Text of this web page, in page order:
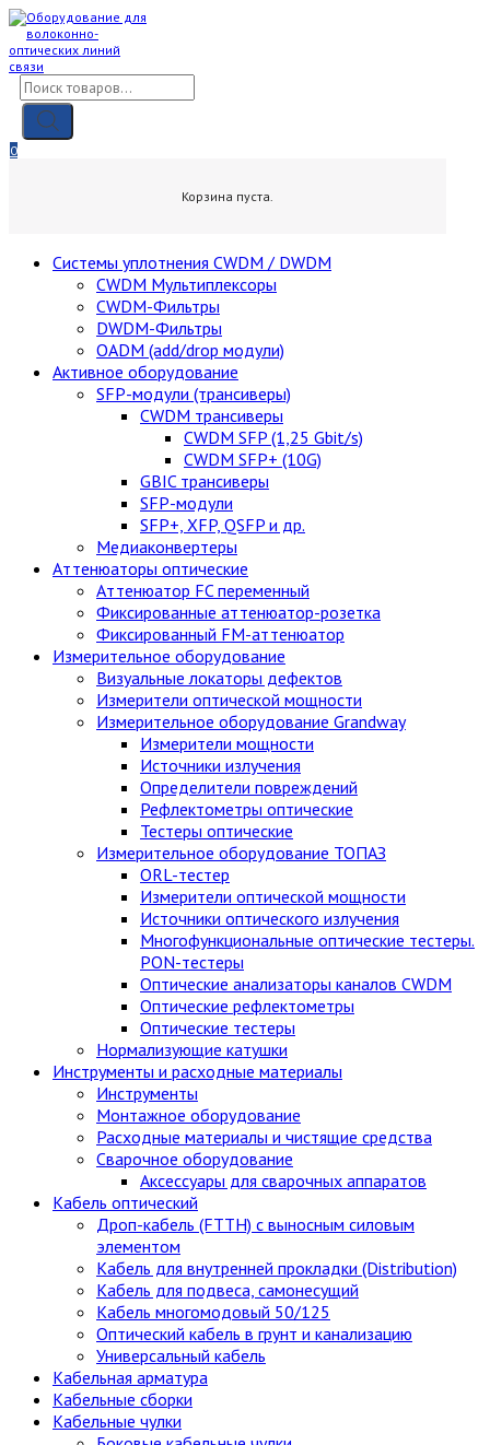
Skip
content
Поиск
товаров
0
Корзина пуста.
Cистемы уплотнения CWDM / DWDM
CWDM Мультиплексоры
CWDM-Фильтры
DWDM-Фильтры
OADM (add/drop модули)
Активное оборудование
SFP-модули (трансиверы)
CWDM трансиверы
CWDM SFP (1,25 Gbit/s)
CWDM SFP+ (10G)
GBIC трансиверы
SFP-модули
SFP+, XFP, QSFP и др.
Медиаконвертеры
Аттенюаторы оптические
Аттенюатор FC переменный
Фиксированные аттенюатор-розетка
Фиксированный FM-аттенюатор
Измерительное оборудование
Визуальные локаторы дефектов
Измерители оптической мощности
Измерительное оборудование Grandway
Измерители мощности
Источники излучения
Определители повреждений
Рефлектометры оптические
Тестеры оптические
Измерительное оборудование ТОПАЗ
ORL-тестер
Измерители оптической мощности
Источники оптического излучения
Многофункциональные оптические тестеры.
PON-тестеры
Оптические анализаторы каналов CWDM
Оптические рефлектометры
Оптические тестеры
Нормализующие катушки
Инструменты и расходные материалы
Инструменты
Монтажное оборудование
Расходные материалы и чистящие средства
Сварочное оборудование
Аксессуары для сварочных аппаратов
Кабель оптический
Дроп-кабель (FTTH) с выносным силовым
элементом
Кабель для внутренней прокладки (Distribution)
Кабель для подвеса, самонесущий
Кабель многомодовый 50/125
Оптический кабель в грунт и канализацию
Универсальный кабель
Кабельная арматура
Кабельные сборки
Кабельные чулки